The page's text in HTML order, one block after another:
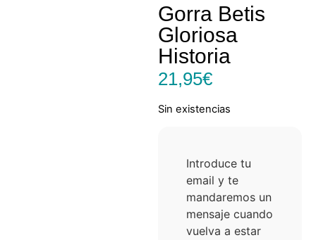
Gorra Betis
Gloriosa
Historia
21,95€
Sin existencias
Introduce tu
email y te
mandaremos un
mensaje cuando
vuelva a estar